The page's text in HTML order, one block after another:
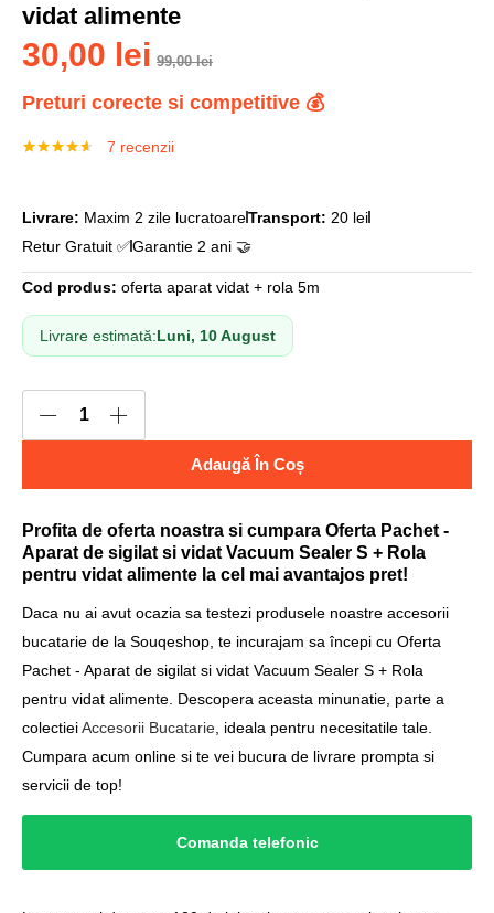
vidat alimente
30,00 lei 99,00lei
Preturi corecte si competitive 💰
evaluări de
7 recenzii
Livrare: Maxim 2 zile lucratoareTransport: 20 lei
Retur Gratuit ✅Garantie 2 ani 🤝
Cod produs: oferta aparat vidat + rola 5m
Livrare estimată:Luni, 10 August
Adaugă În Coș
Profita de oferta noastra si cumpara Oferta Pachet -
Aparat de sigilat si vidat Vacuum Sealer S + Rola
pentru vidat alimente la cel mai avantajos pret!
Daca nu ai avut ocazia sa testezi produsele noastre accesorii
bucatarie de la Souqeshop, te incurajam sa începi cu Oferta
Pachet - Aparat de sigilat si vidat Vacuum Sealer S + Rola
pentru vidat alimente. Descopera aceasta minunatie, parte a
colectieiAccesorii Bucatarie , ideala pentru necesitatile tale.
Cumpara acum online si te vei bucura de livrare prompta si
servicii de top!
Comanda telefonic